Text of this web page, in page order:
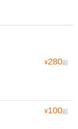
¥280起
¥100起